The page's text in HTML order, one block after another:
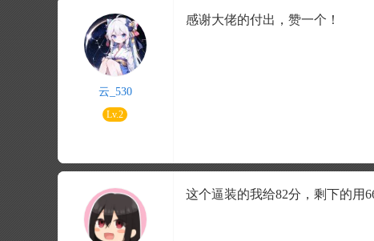
云_530
Lv.2
感谢大佬的付出，赞一个！
这个逼装的我给82分，剩下的用